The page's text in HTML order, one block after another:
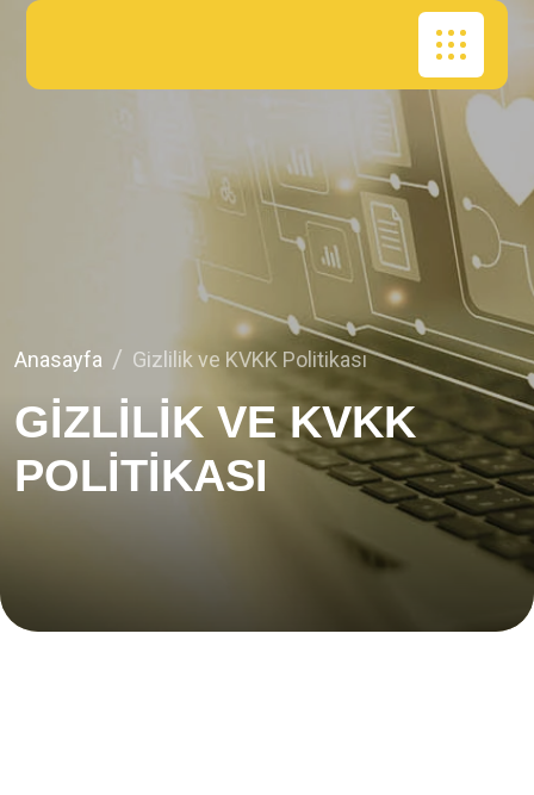
Anasayfa Gizlilik ve KVKK Politikası
GİZLİLİK VE KVKK
POLİTİKASI